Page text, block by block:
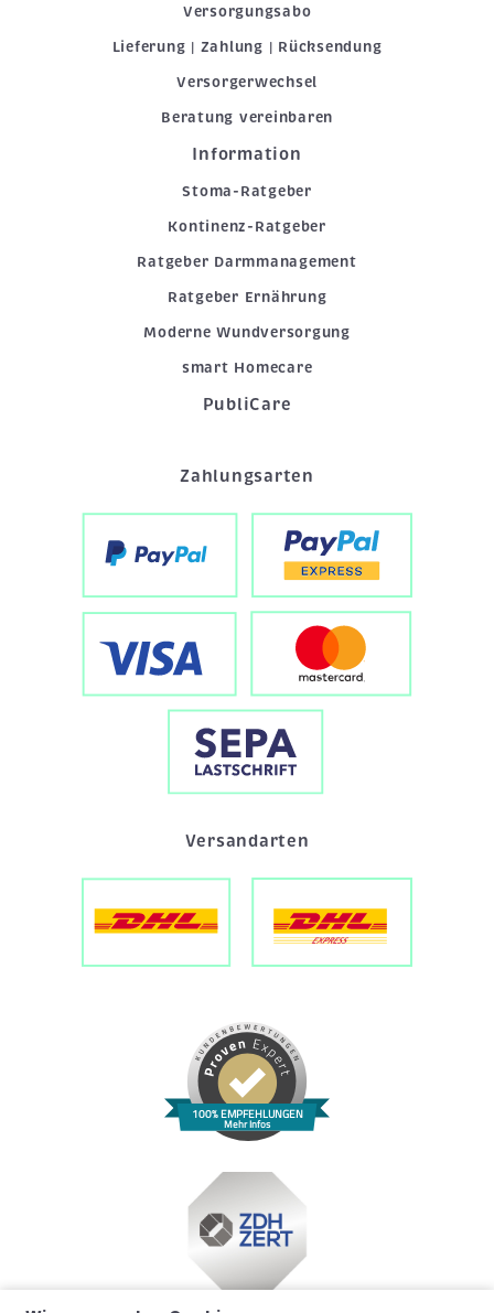
Versorgungsabo
Lieferung | Zahlung | Rücksendung
Versorgerwechsel
Beratung vereinbaren
Information
Stoma-Ratgeber
Kontinenz-Ratgeber
Ratgeber Darmmanagement
Ratgeber Ernährung
Moderne Wundversorgung
smart Homecare
PubliCare
Zahlungsarten
Versandarten
100% EMPFEHLUNGEN
Mehr Infos